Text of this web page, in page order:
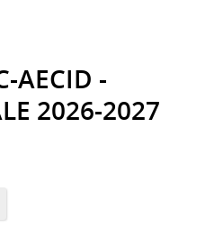
AECID -
2026-2027